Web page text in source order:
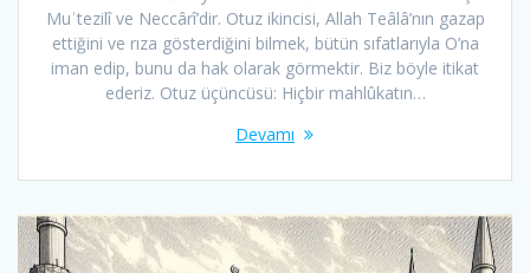
Muʿtezilî ve Neccârî’dir. Otuz ikincisi, Allah Teâlâ’nın gazap
ettiğini ve rıza gösterdiğini bilmek, bütün sıfatlarıyla O’na
iman edip, bunu da hak olarak görmektir. Biz böyle itikat
ederiz. Otuz üçüncüsü: Hiçbir mahlûkatın…
Devamı